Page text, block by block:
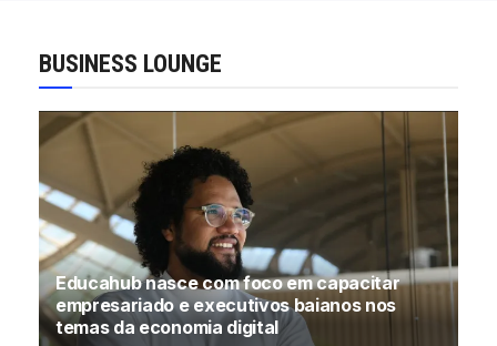
BUSINESS LOUNGE
Educahub nasce com foco em capacitar
empresariado e executivos baianos nos
temas da economia digital